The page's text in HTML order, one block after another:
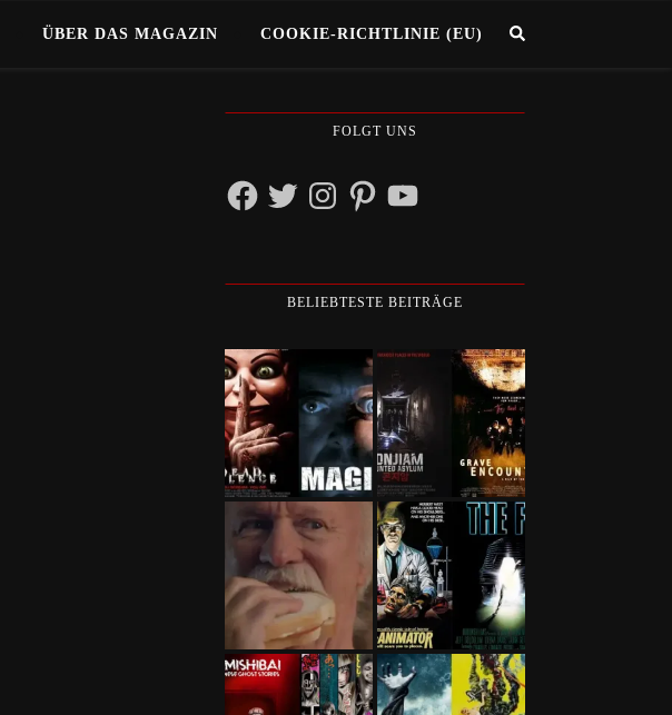
ÜBER DAS MAGAZIN COOKIE-RICHTLINIE (EU)
FOLGT UNS
FacebookTwitterInstagramPinterestYouTube
BELIEBTESTE BEITRÄGE